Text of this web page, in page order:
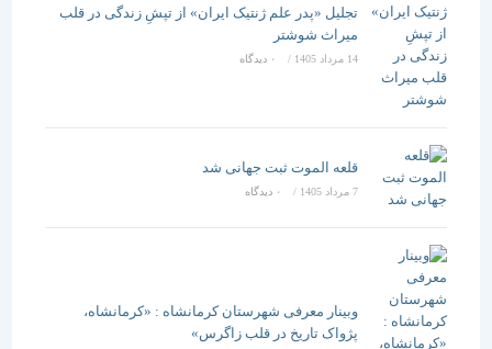
تجلیل «پدر علم ژنتیک ایران» از تپشِ زندگی در قلب
میراث شوشتر
14 مرداد 1405 / ۰ دیدگاه
قلعه الموت ثبت جهانی شد
/ ۰ دیدگاه
وبینار معرفی شهرستان کرمانشاه : «کرمانشاه،
پژواک تاریخ در قلب زاگرس»